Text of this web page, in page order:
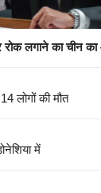
लगाने का चीन का
लोगों की मौत
में